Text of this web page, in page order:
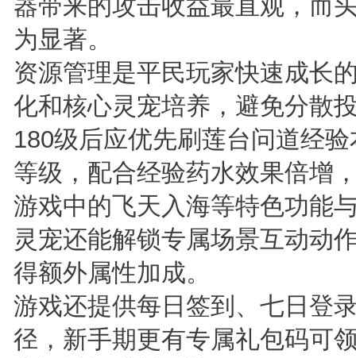
器带来的攻击收益最直观，而
为显著。
资源管理是平民玩家快速成长
化和核心灵宠培养，避免分散
180级后应优先刷莲台问道经
等级，配合经验药水效果倍增
游戏中的飞天入海等特色功能
灵宠还能解锁专属场景互动动
得额外属性加成。
游戏还提供每日签到、七日登
径，新手期更有专属礼包码可